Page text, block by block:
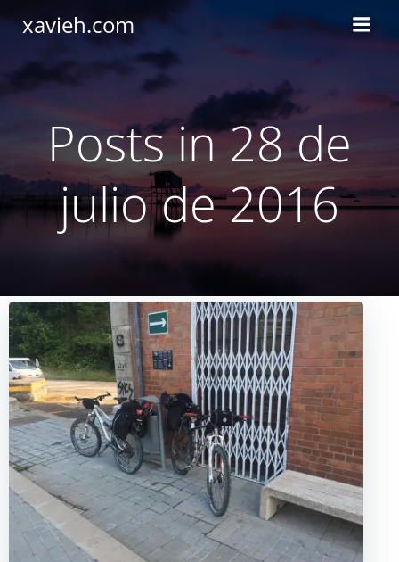
xavieh.com
Posts in 28 de
julio de 2016